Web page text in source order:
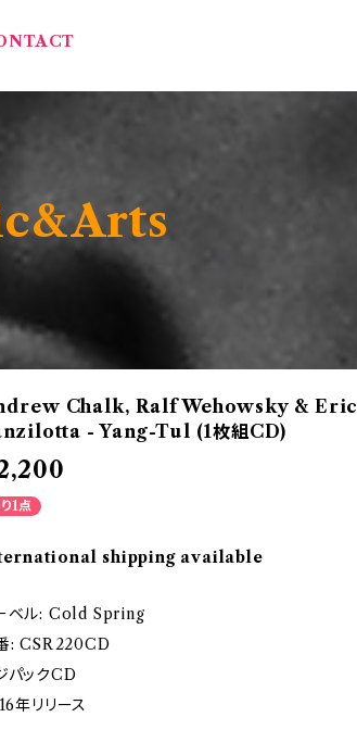
Chalk, Ralf Wehowsky & Eric
- Yang-Tul (1枚組CD)
1点
shipping available
ベル: Cold Spring
: CSR220CD
パックCD
年リリース